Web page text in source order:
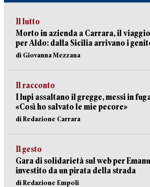
Il lutto
Morto in azienda a Carrara, il
per Aldo: dalla Sicilia arrivano i
di Giovanna Mezzana
Il racconto
I lupi assaltano il gregge, messi in
«Così ho salvato le mie pecore»
di Redazione Carrara
Il gesto
Gara di solidarietà sul web per
investito da un pirata della strada
di Redazione Empoli